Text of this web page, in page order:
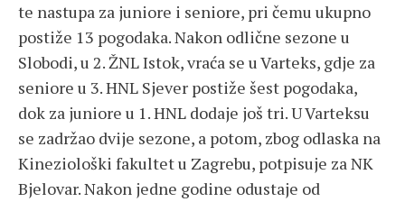
te nastupa za juniore i seniore, pri čemu ukupno
postiže 13 pogodaka. Nakon odlične sezone u
Slobodi, u 2. ŽNL Istok, vraća se u Varteks, gdje za
seniore u 3. HNL Sjever postiže šest pogodaka,
dok za juniore u 1. HNL dodaje još tri. U Varteksu
se zadržao dvije sezone, a potom, zbog odlaska na
Kineziološki fakultet u Zagrebu, potpisuje za NK
Bjelovar. Nakon jedne godine odustaje od